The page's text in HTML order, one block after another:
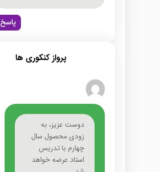
پاسخ
پرواز کنکوری ها
دوست عزیز، به
زودی محصول سال
چهارم با تدریس
استاد عرضه خواهد